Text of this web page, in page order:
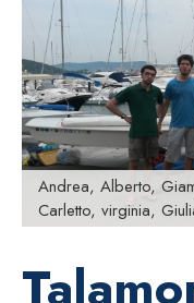
Andrea, Alberto,
Carletto, virginia,